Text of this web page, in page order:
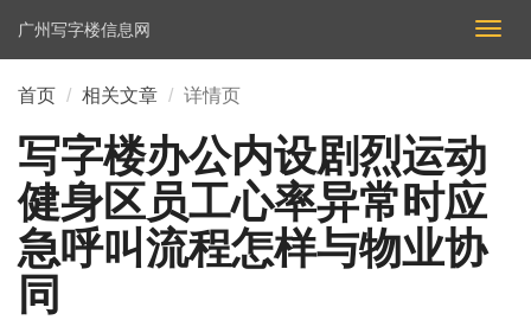
切
换
广州写字楼信息网
首页 相关文章 详情页
写字楼办公内设剧烈运动
健身区员工心率异常时应
急呼叫流程怎样与物业协
同